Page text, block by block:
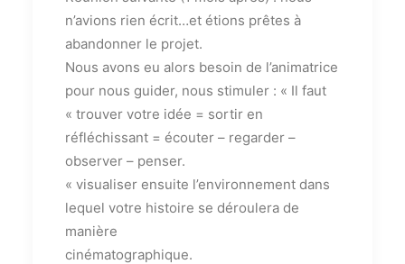
n’avions rien écrit…et étions prêtes à
abandonner le projet.
Nous avons eu alors besoin de l’animatrice
pour nous guider, nous stimuler : « Il faut
« trouver votre idée = sortir en
réfléchissant = écouter – regarder –
observer – penser.
« visualiser ensuite l’environnement dans
lequel votre histoire se déroulera de
manière
cinématographique.